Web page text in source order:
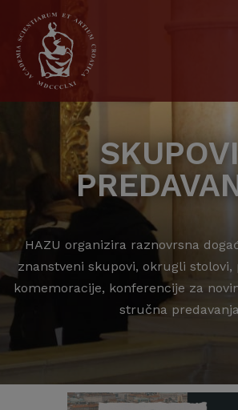
HAZU organizira raznovrsna
znanstveni skupovi, okrugli stolovi,
komemoracije, konferencije za
stručna predavanja